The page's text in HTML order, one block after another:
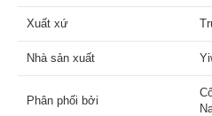
Xuất xứ
Nhà sản xuất
Phân phối bởi